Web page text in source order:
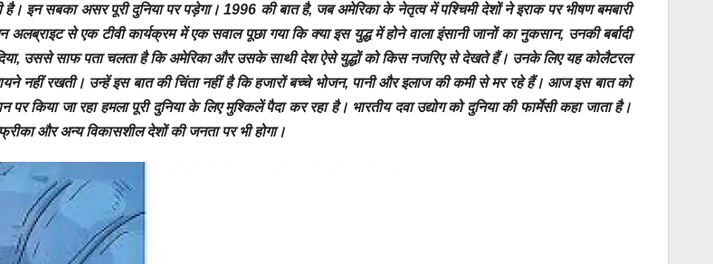
है। इन सबका असर पूरी दुनिया पर पड़ेगा। 1996 की बात है, जब अमेरिका के नेतृत्व में पश्चिमी देशों ने इराक पर भीषण बमबारी
से एक टीवी कार्यक्रम में एक सवाल पूछा गया कि क्या इस युद्ध में होने वाला इंसानी जानों का नुकसान, उनकी बर्बादी
उससे साफ पता चलता है कि अमेरिका और उसके साथी देश ऐसे युद्धों को किस नजरिए से देखते हैं। उनके लिए यह कोलैटरल
नहीं रखती। उन्हें इस बात की चिंता नहीं है कि हजारों बच्चे भोजन, पानी और इलाज की कमी से मर रहे हैं। आज इस बात को
किया जा रहा हमला पूरी दुनिया के लिए मुश्किलें पैदा कर रहा है। भारतीय दवा उद्योग को दुनिया की फार्मेसी कहा जाता है।
और अन्य विकासशील देशों की जनता पर भी होगा।